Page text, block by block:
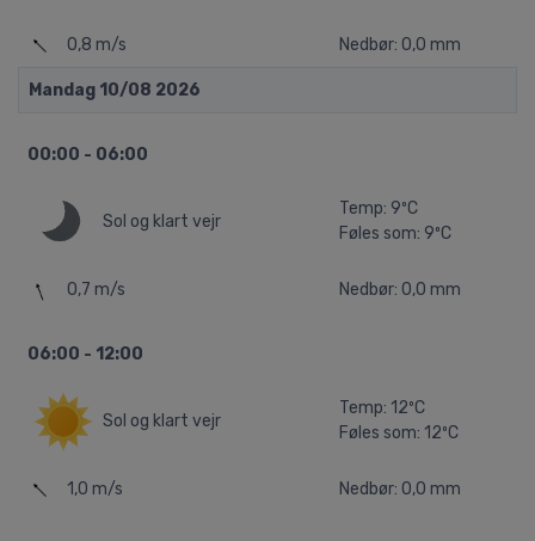
0,8 m/s Nedbør: 0,0 mm
Mandag 10/08 2026
00:00 - 06:00
Sol og klart vejr
Temp: 9ºC
Føles som: 9ºC
0,7 m/s Nedbør: 0,0 mm
06:00 - 12:00
Sol og klart vejr
Temp: 12ºC
Føles som: 12ºC
1,0 m/s Nedbør: 0,0 mm